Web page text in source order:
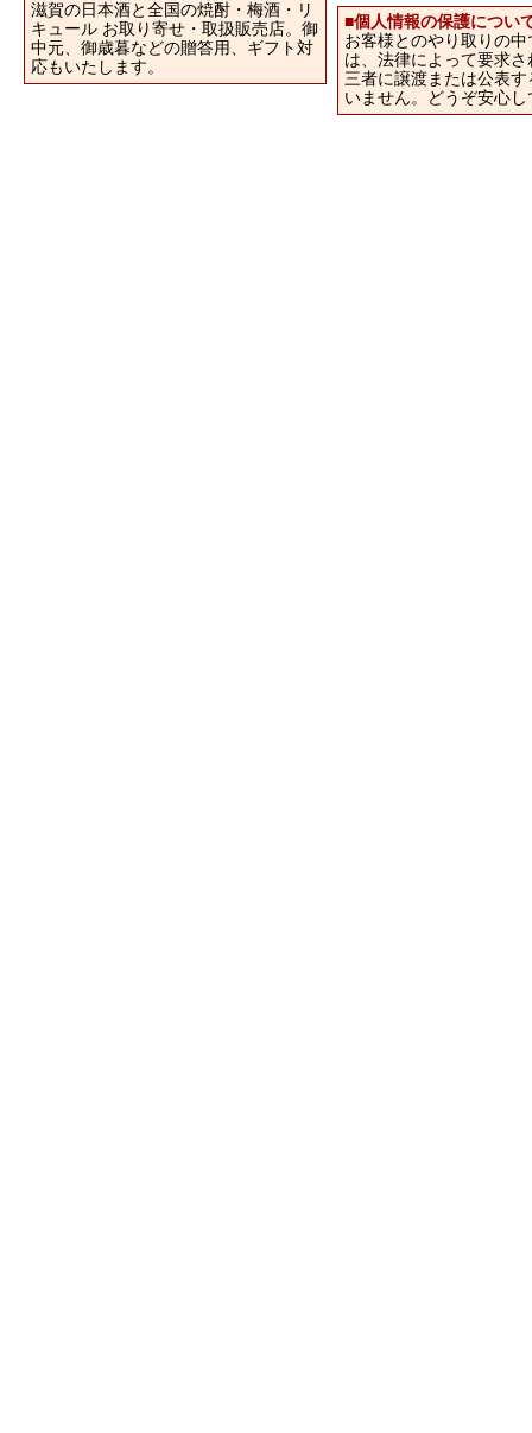
滋賀の日本酒と全国の焼酎・梅酒・リ
キュール お取り寄せ・取扱販売店。御
中元、御歳暮などの贈答用、ギフト対
応もいたします。
■個人情報の保護につい
お客様とのやり取りの
は、法律によって要求
三者に譲渡または公表
いません。どうぞ安心